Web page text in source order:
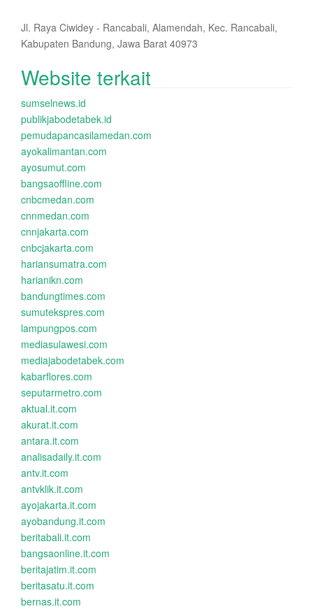
Jl. Raya Ciwidey - Rancabali, Alamendah, Kec. Rancabali,
Kabupaten Bandung, Jawa Barat 40973
Website terkait
sumselnews.id
publikjabodetabek.id
pemudapancasilamedan.com
ayokalimantan.com
ayosumut.com
bangsaoffline.com
cnbcmedan.com
cnnmedan.com
cnnjakarta.com
cnbcjakarta.com
hariansumatra.com
harianikn.com
bandungtimes.com
sumutekspres.com
lampungpos.com
mediasulawesi.com
mediajabodetabek.com
kabarflores.com
seputarmetro.com
aktual.it.com
akurat.it.com
antara.it.com
analisadaily.it.com
antv.it.com
antvklik.it.com
ayojakarta.it.com
ayobandung.it.com
beritabali.it.com
bangsaonline.it.com
beritajatim.it.com
beritasatu.it.com
bernas.it.com